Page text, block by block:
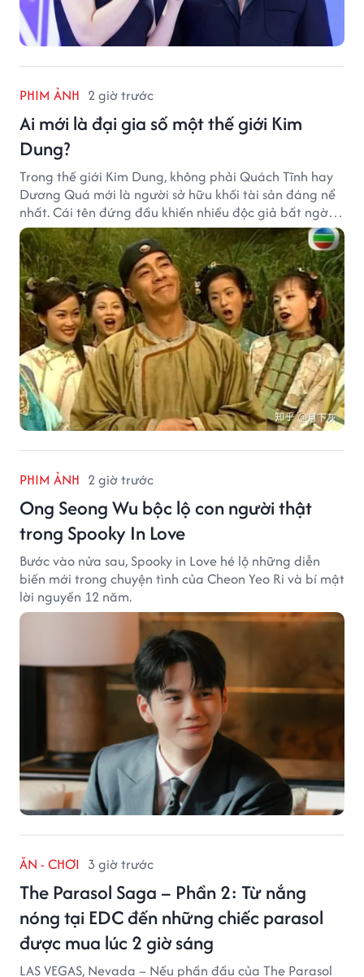
PHIM ẢNH 2 giờ trước
Ai mới là đại gia số một thế giới Kim
Dung?
Trong thế giới Kim Dung, không phải Quách Tĩnh hay
Dương Quá mới là người sở hữu khối tài sản đáng nể
nhất. Cái tên đứng đầu khiến nhiều độc giả bất ngờ
bởi xuất thân của nhân vật này hoàn toàn không
giống một đại hiệp.
PHIM ẢNH 2 giờ trước
Ong Seong Wu bộc lộ con người thật
trong Spooky In Love
Bước vào nửa sau, Spooky in Love hé lộ những diễn
biến mới trong chuyện tình của Cheon Yeo Ri và bí mật
lời nguyền 12 năm.
ĂN - CHƠI 3 giờ trước
The Parasol Saga – Phần 2: Từ nắng
nóng tại EDC đến những chiếc parasol
được mua lúc 2 giờ sáng
LAS VEGAS, Nevada – Nếu phần đầu của The Parasol